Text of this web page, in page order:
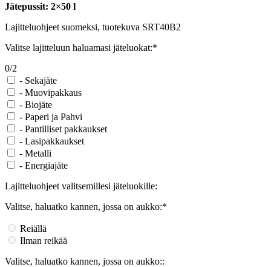
Jätepussit: 2×50 l
Lajitteluohjeet suomeksi, tuotekuva SRT40B2
Valitse lajitteluun haluamasi jäteluokat:*
0/2
- Sekajäte
- Muovipakkaus
- Biojäte
- Paperi ja Pahvi
- Pantilliset pakkaukset
- Lasipakkaukset
- Metalli
- Energiajäte
Lajitteluohjeet valitsemillesi jäteluokille:
Valitse, haluatko kannen, jossa on aukko:*
Reiällä
Ilman reikää
Valitse, haluatko kannen, jossa on aukko::